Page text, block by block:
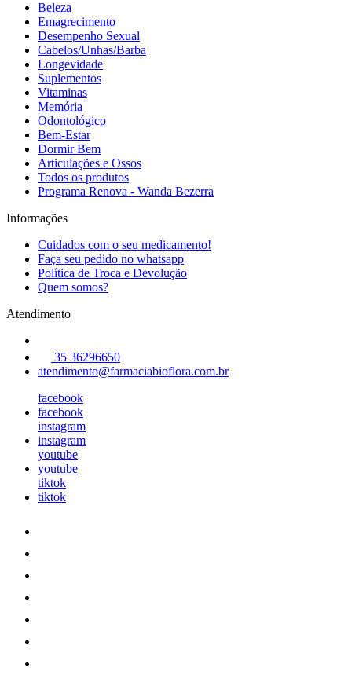
Beleza
Emagrecimento
Desempenho Sexual
Cabelos/Unhas/Barba
Longevidade
Suplementos
Vitaminas
Memória
Odontológico
Bem-Estar
Dormir Bem
Articulações e Ossos
Todos os produtos
Programa Renova - Wanda Bezerra
Informações
Cuidados com o seu medicamento!
Faça seu pedido no whatsapp
Política de Troca e Devolução
Quem somos?
Atendimento
35 36296650
atendimento@farmaciabioflora.com.br
facebook
facebook
instagram
instagram
youtube
youtube
tiktok
tiktok